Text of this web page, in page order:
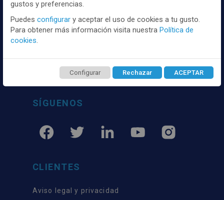
Distribuidor y mayorista textil de las mejores
marcaas de ropa y complementos del
internacionales. Más de 25 años de
experiencia como proveedor de los mejores
comercios
SÍGUENOS
CLIENTES
Aviso legal y privacidad
gustos y preferencias.
Puedes configurar y aceptar el uso de cookies a tu gusto.
Para obtener más información visita nuestra Política de
cookies.
Configurar Rechazar ACEPTAR